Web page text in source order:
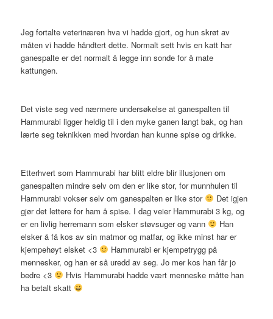
Jeg fortalte veterinæren hva vi hadde gjort, og hun skrøt av
måten vi hadde håndtert dette. Normalt sett hvis en katt har
ganespalte er det normalt å legge inn sonde for å mate
kattungen.
Det viste seg ved nærmere undersøkelse at ganespalten til
Hammurabi ligger heldig til i den myke ganen langt bak, og han
lærte seg teknikken med hvordan han kunne spise og drikke.
Etterhvert som Hammurabi har blitt eldre blir illusjonen om
ganespalten mindre selv om den er like stor, for munnhulen til
Hammurabi vokser selv om ganespalten er like stor
Det igjen
gjør det lettere for ham å spise. I dag veier Hammurabi 3 kg, og
er en livlig herremann som elsker støvsuger og vann
Han
elsker å få kos av sin matmor og matfar, og ikke minst har er
kjempehøyt elsket <3
Hammurabi er kjempetrygg på
mennesker, og han er så uredd av seg. Jo mer kos han får jo
bedre <3
Hvis Hammurabi hadde vært menneske måtte han
ha betalt skatt